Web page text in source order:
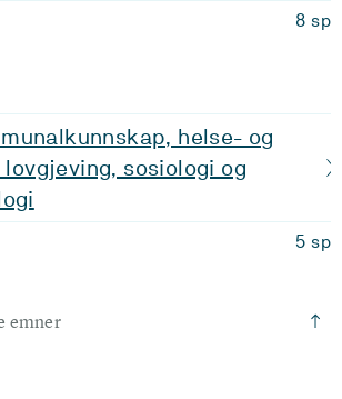
8 sp
helse- og
sosiologi og
5 sp
emner